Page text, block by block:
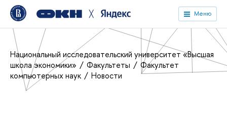
╳ Меню
Национальный исследовательский университет «Высшая
школа экономики»
Факультеты
Факультет
компьютерных наук
Новости